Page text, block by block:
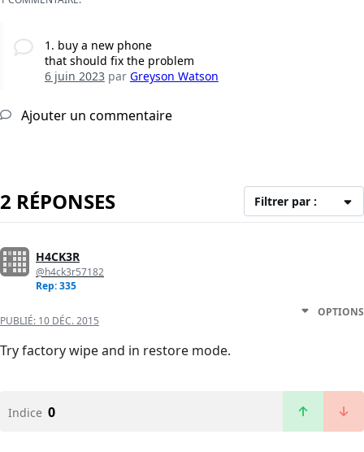
1. buy a new phone
that should fix the problem
6 juin 2023par Greyson Watson
Ajouter un commentaire
2 RÉPONSES Filtrer par :
H4CK3R
@h4ck3r57182
Rep: 335
PUBLIÉ: 10 DÉC. 2015
OPTIONS
Try factory wipe and in restore mode.
Indice 0